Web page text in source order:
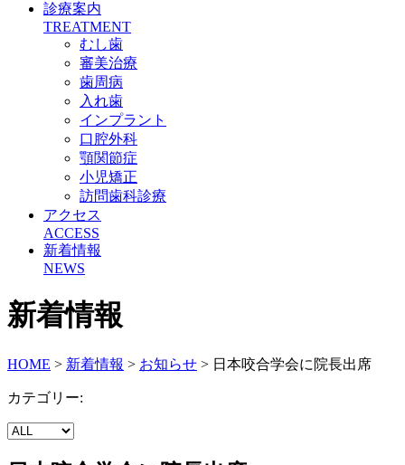
診療案内
TREATMENT
むし歯
審美治療
歯周病
入れ歯
インプラント
口腔外科
顎関節症
小児矯正
訪問歯科診療
アクセス
ACCESS
新着情報
NEWS
新着情報
HOME > 新着情報 > お知らせ > 日本咬合学会に院長出席
カテゴリー: